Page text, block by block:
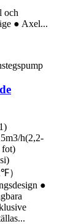
och
● Axel...
h(2,2-
fot)
）
●